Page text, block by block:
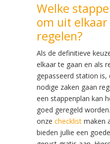
Welke
om uit
regelen?
Als de definitieve
elkaar te gaan en als
gepasseerd station
nodige zaken gaan
een stappenplan kan
goed geregeld
onze checklist maken
bieden jullie een